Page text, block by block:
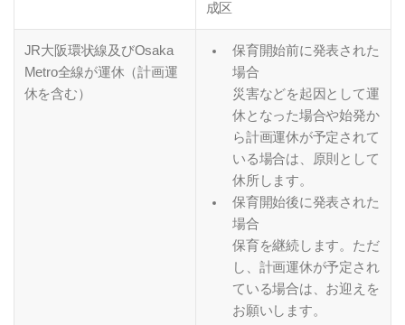
成区
JR大阪環状線及びOsaka
Metro全線が運休（計画運
休を含む）
保育開始前に発表された
場合
災害などを起因として運
休となった場合や始発か
ら計画運休が予定されて
いる場合は、原則として
休所します。
保育開始後に発表された
場合
保育を継続します。ただ
し、計画運休が予定され
ている場合は、お迎えを
お願いします。